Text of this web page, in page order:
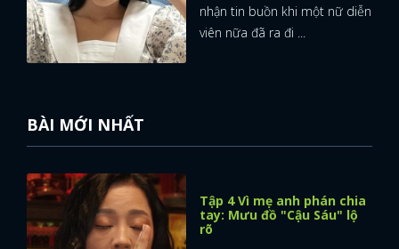
nhận tin buồn khi một nữ diễn
viên nữa đã ra đi ...
BÀI MỚI NHẤT
Tập 4 Vì mẹ anh phán chia
tay: Mưu đồ "Cậu Sáu" lộ
rõ